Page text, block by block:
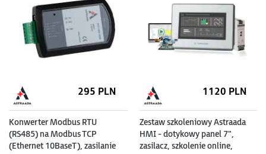
Konwerter Modbus RTU
(RS485) na Modbus TCP
(Ethernet 10BaseT), zasilanie
295 PLN
Zestaw szkoleniowy Astraada
HMI - dotykowy panel 7",
zasilacz, szkolenie online,
1120 PLN